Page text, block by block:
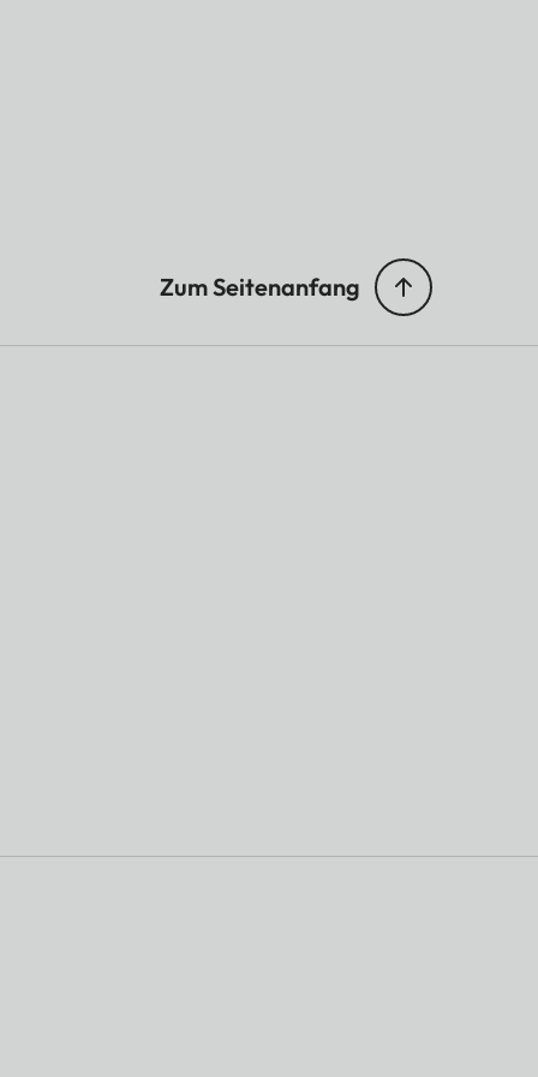
Zum Seitenanfang